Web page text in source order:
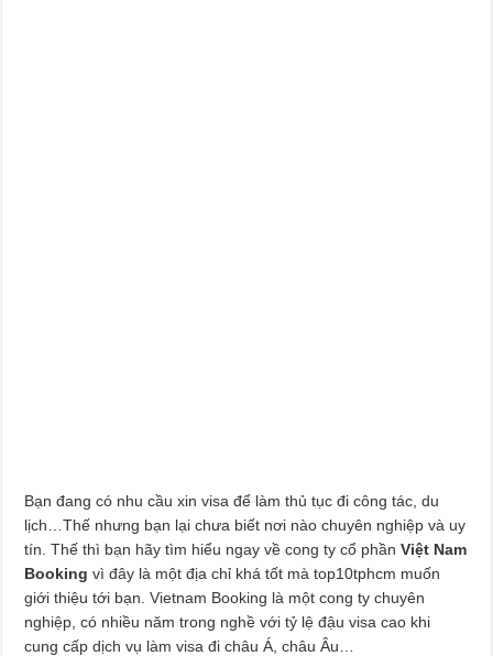
Bạn đang có nhu cầu xin visa để làm thủ tục đi công tác, du
lịch…Thế nhưng bạn lại chưa biết nơi nào chuyên nghiệp và uy
tín. Thế thì bạn hãy tìm hiểu ngay về cong ty cổ phầnViệt Nam
Booking vì đây là một địa chỉ khá tốt mà top10tphcm muốn
giới thiệu tới bạn. Vietnam Booking là một cong ty chuyên
nghiệp, có nhiều năm trong nghề với tỷ lệ đậu visa cao khi
cung cấp dịch vụ làm visa đi châu Á, châu Âu…